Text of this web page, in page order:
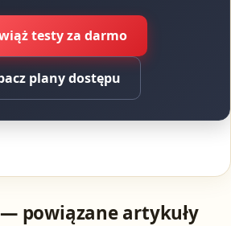
testy za darmo
plany dostępu
powiązane artykuły